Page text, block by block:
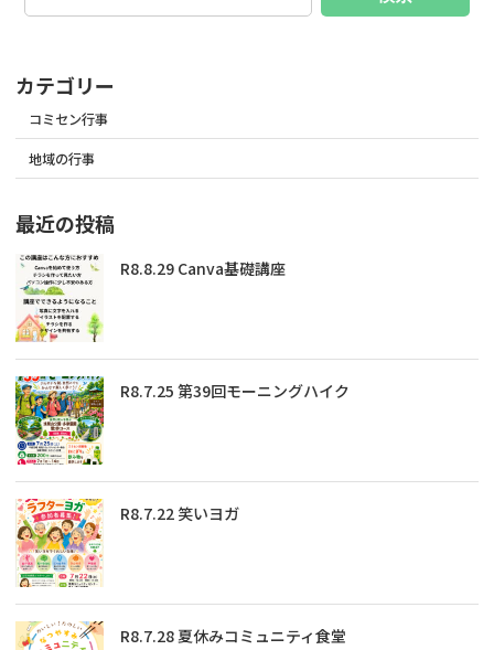
カテゴリー
コミセン行事
地域の行事
最近の投稿
R8.8.29 Canva基礎講座
R8.7.25 第39回モーニングハイク
R8.7.22 笑いヨガ
R8.7.28 夏休みコミュニティ食堂